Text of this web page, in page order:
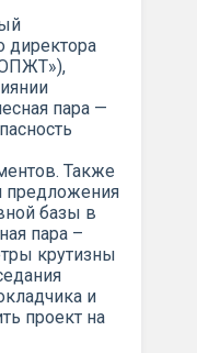
директора
пара —
Также
предложения
базы в
пара –
крутизны
и
проект на